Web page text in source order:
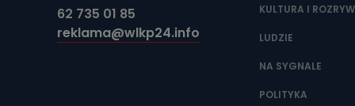
62 735 01 85
reklama@wlkp24.info
KULTURA I
LUDZIE
NA SYGNALE
POLITYKA